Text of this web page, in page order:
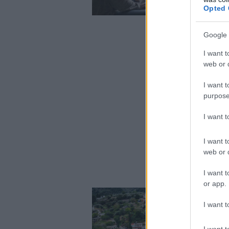
Opted
Google
I want
web or
I want
I want
I want
web or
I want
or app.
I want